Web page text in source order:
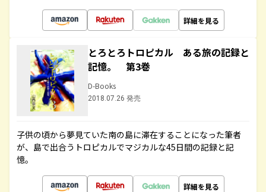
詳細を見る
とろとろトロピカル ある旅の記録と
記憶。 第3巻
D-Books
2018.07.26 発売
子供の頃から夢見ていた南の島に滞在することになった筆者
が、島で出合うトロピカルでマジカルな45日間の記録と記
憶。
詳細を見る